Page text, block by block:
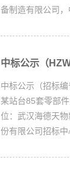
备制造有限公司，
中标公示（
中标公示（招标
某站台85套零部
位：武汉海德天
份有限公司招标